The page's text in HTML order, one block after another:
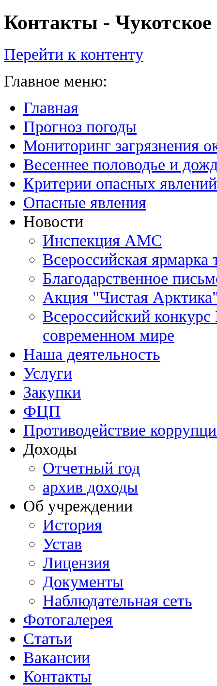
Контакты -
Перейти к контенту
Главное меню:
Главная
Прогноз погоды
Мониторинг загрязнения
Весеннее половодье и
Критерии опасных явлений
Опасные явления
Новости
Инспекция АМС
Всероссийская ярмарка
Благодарственное
Акция "Чистая
Всероссийский
современном мире
Наша деятельность
Услуги
Закупки
ФЦП
Противодействие
Доходы
Отчетный год
архив доходы
Об учреждении
История
Устав
Лицензия
Документы
Наблюдательная сеть
Фотогалерея
Статьи
Вакансии
Контакты